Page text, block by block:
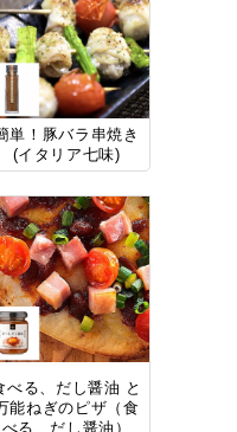
単！豚バラ串焼き
(イタリア七味)
べる、だし醤油 と
能ねぎのピザ（食
べる、だし醤油）